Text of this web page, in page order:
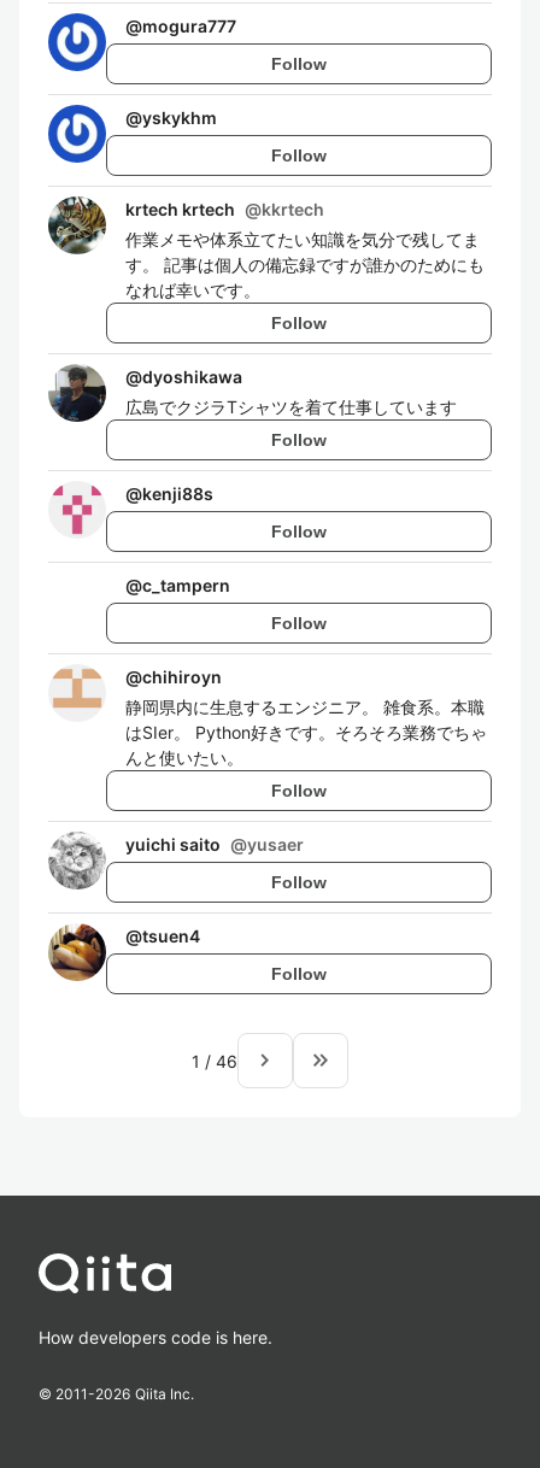
@mogura777
Follow
@yskykhm
Follow
krtech krtech @kkrtech
作業メモや体系立てたい知識を気分で残してま
す。 記事は個人の備忘録ですが誰かのためにも
なれば幸いです。
Follow
@dyoshikawa
広島でクジラTシャツを着て仕事しています
Follow
@kenji88s
Follow
@c_tampern
Follow
@chihiroyn
静岡県内に生息するエンジニア。 雑食系。本職
はSIer。 Python好きです。そろそろ業務でちゃ
んと使いたい。
Follow
yuichi saito @yusaer
Follow
@tsuen4
Follow
1 / 46 navigate_next keyboard_double_arrow_right
How developers code is here.
© 2011-2026 Qiita Inc.